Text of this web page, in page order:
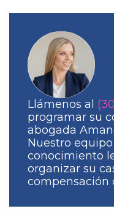
Llámenos al
programar su
abogada
Nuestro
conocimiento
organizar su
compensación